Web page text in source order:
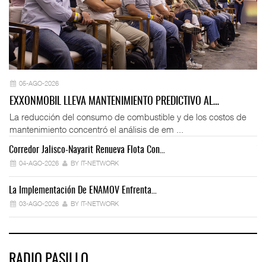
05-AGO-2026
EXXONMOBIL LLEVA MANTENIMIENTO PREDICTIVO AL…
La reducción del consumo de combustible y de los costos de
mantenimiento concentró el análisis de em ...
Corredor Jalisco-Nayarit Renueva Flota Con…
04-AGO-2026 BY IT-NETWORK
La Implementación De ENAMOV Enfrenta…
03-AGO-2026 BY IT-NETWORK